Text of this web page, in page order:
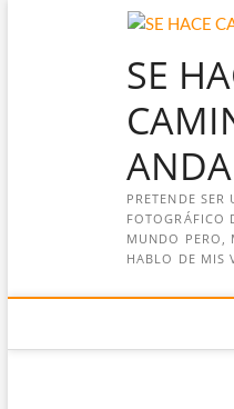
SE
PRETENDE SER
FOTOGRÁFICO
MUNDO PERO,
HABLO DE MIS